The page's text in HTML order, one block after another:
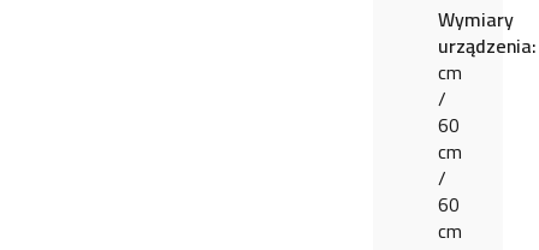
Wymiary
urządzenia:
cm
/
60
cm
/
60
cm